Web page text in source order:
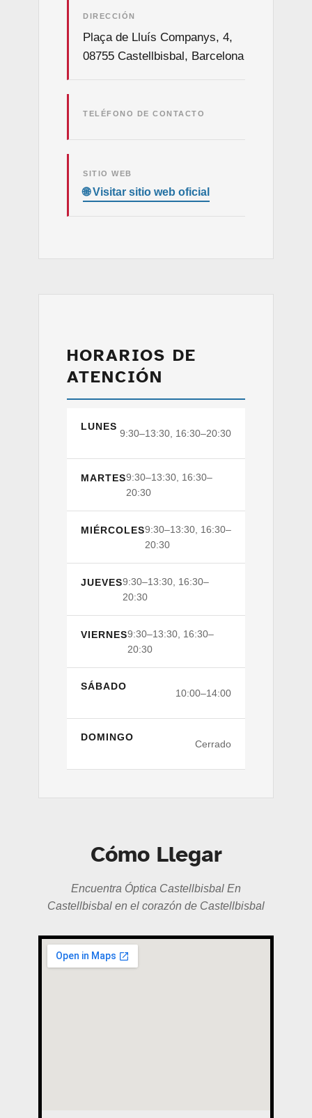
DIRECCIÓN
Plaça de Lluís Companys, 4,
08755 Castellbisbal, Barcelona
TELÉFONO DE CONTACTO
SITIO WEB
HORARIOS DE
ATENCIÓN
LUNES
9:30–13:30, 16:30–20:30
MARTES9:30–13:30, 16:30–
20:30
MIÉRCOLES9:30–13:30, 16:30–
20:30
JUEVES9:30–13:30, 16:30–
20:30
VIERNES9:30–13:30, 16:30–
20:30
SÁBADO
10:00–14:00
DOMINGO
Cerrado
Cómo Llegar
Encuentra Óptica Castellbisbal En
Castellbisbal en el corazón de Castellbisbal